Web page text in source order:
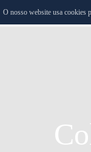
O nosso website usa cookies